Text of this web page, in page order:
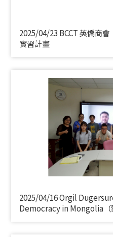
2025/04/23 BCCT 英僑商
實習計畫
2025/04/16 Orgil
Democracy in Mongolia（